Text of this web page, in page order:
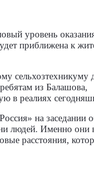
уровень
приближена к
сельхозтехникуму
из Балашова,
в реалиях
на заседании
людей. Именно они
расстояния,